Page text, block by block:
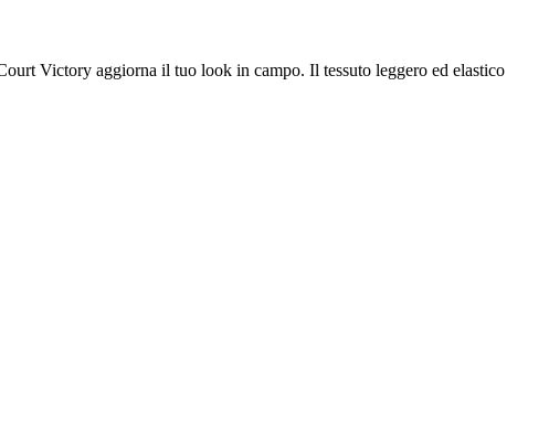
Victory aggiorna il tuo look in campo. Il tessuto leggero ed elastico